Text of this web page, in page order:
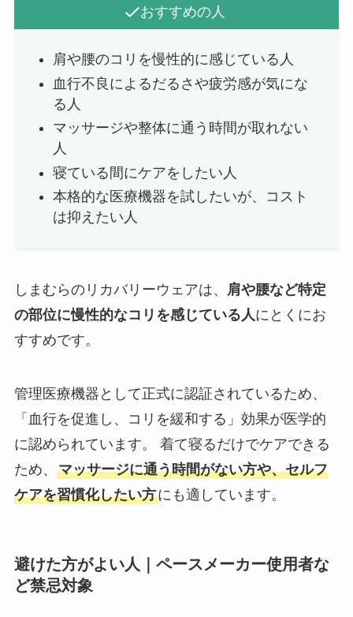
おすすめの人
肩や腰のコリを慢性的に感じている人
血行不良によるだるさや疲労感が気にな
る人
マッサージや整体に通う時間が取れない
人
寝ている間にケアをしたい人
本格的な医療機器を試したいが、コスト
は抑えたい人
しまむらのリカバリーウェアは、
肩や腰など特定
の部位に慢性的なコリを感じている人 にとくにお
すすめです。
管理医療機器として正式に認証されているため、
「血行を促進し、コリを緩和する」効果が医学的
に認められています。 着て寝るだけでケアできる
ため、 マッサージに通う時間がない方や、セルフ
ケアを習慣化したい方にも適しています。
避けた方がよい人｜ペースメーカー使用者な
ど禁忌対象